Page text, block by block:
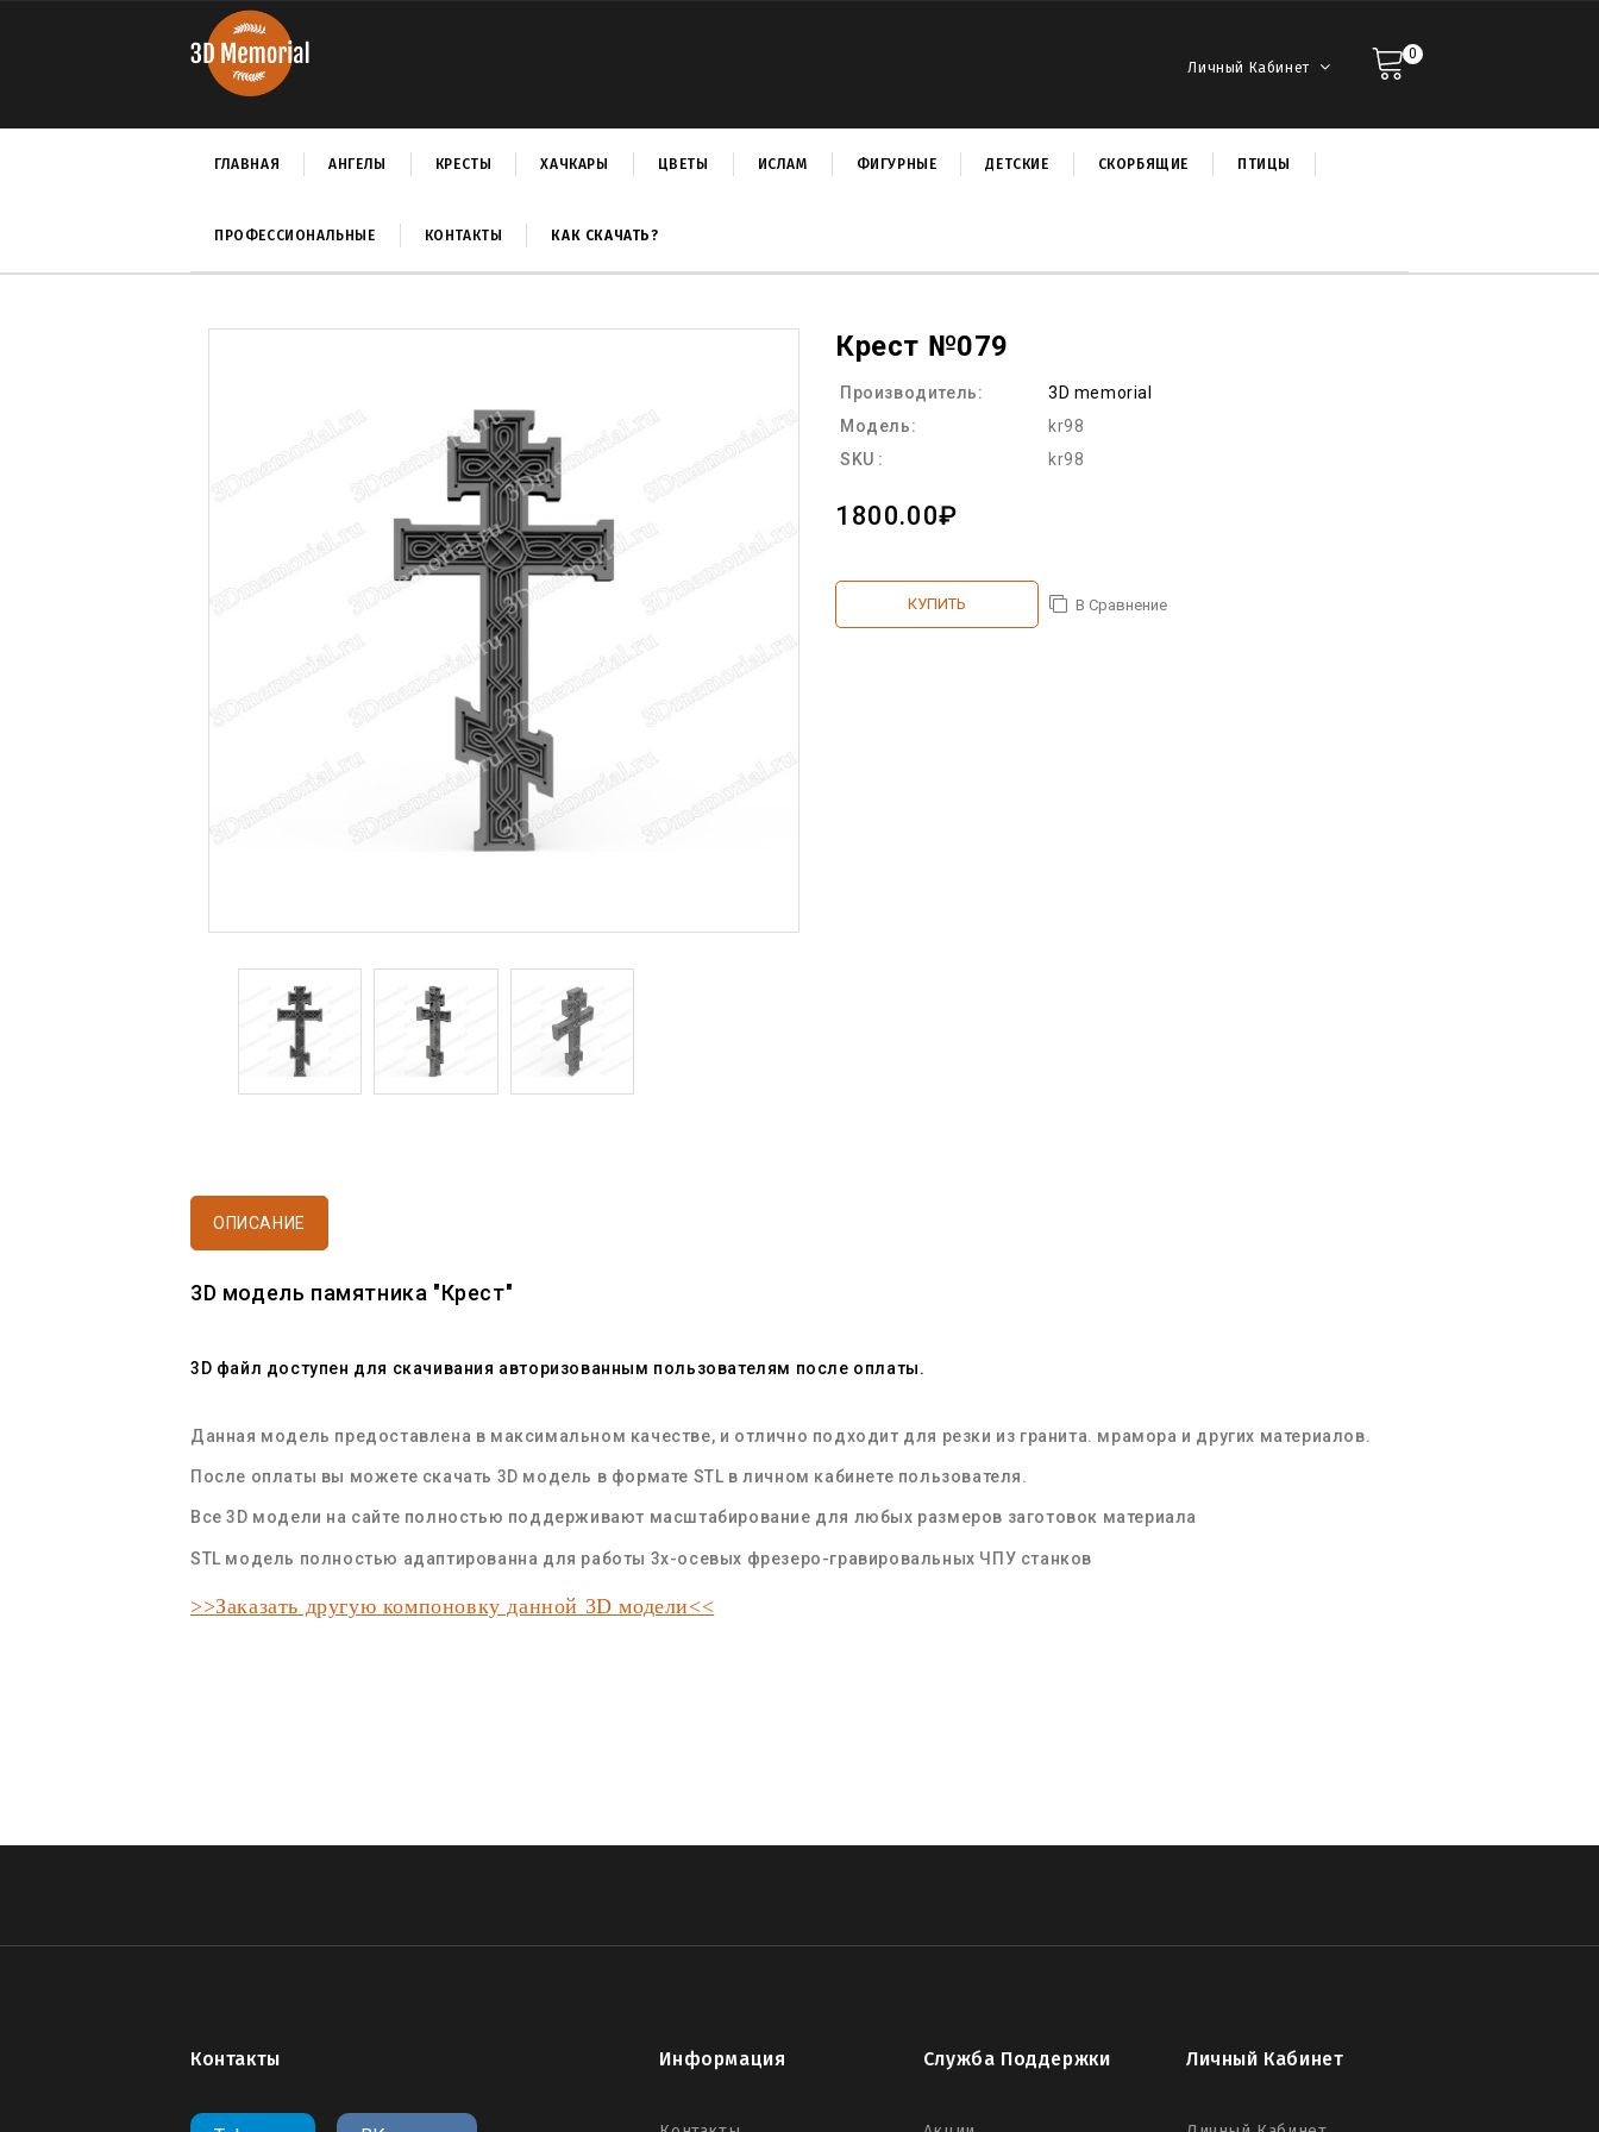
Личный Кабинет
0
ГЛАВНАЯ АНГЕЛЫ КРЕСТЫ ХАЧКАРЫ ЦВЕТЫ ИСЛАМ ФИГУРНЫЕ ДЕТСКИЕ СКОРБЯЩИЕ ПТИЦЫ
ПРОФЕССИОНАЛЬНЫЕ КОНТАКТЫ КАК СКАЧАТЬ?
Крест №079
Производитель:
3D memorial
Модель:
kr98
SKU :
kr98
1800.00₽
КУПИТЬ В Сравнение
ОПИСАНИЕ
3D модель памятника "Крест"
3D файл доступен для скачивания авторизованным пользователям после оплаты.
Данная модель предоставлена в максимальном качестве, и отлично подходит для резки из гранита. мрамора и других материалов.
После оплаты вы можете скачать 3D модель в формате STL в личном кабинете пользователя.
Все 3D модели на сайте полностью поддерживают масштабирование для любых размеров заготовок материала
STL модель полностью адаптированна для работы 3х-осевых фрезеро-гравировальных ЧПУ станков
>>Заказать другую компоновку данной 3D модели<<
Контакты Информация Служба Поддержки Личный Кабинет